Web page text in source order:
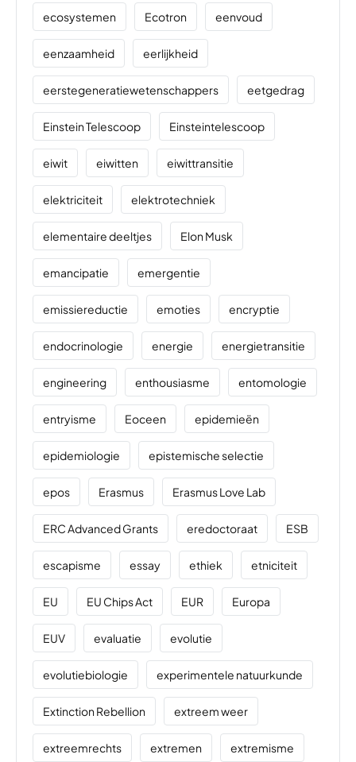
ecosystemen Ecotron eenvoud
eenzaamheid eerlijkheid
eerstegeneratiewetenschappers eetgedrag
Einstein Telescoop Einsteintelescoop
eiwit eiwitten eiwittransitie
elektriciteit elektrotechniek
elementaire deeltjes Elon Musk
emancipatie emergentie
emissiereductie emoties encryptie
endocrinologie energie energietransitie
engineering enthousiasme entomologie
entryisme Eoceen epidemieën
epidemiologie epistemische selectie
epos Erasmus Erasmus Love Lab
ERC Advanced Grants eredoctoraat ESB
escapisme essay ethiek etniciteit
EU EU Chips Act EUR Europa
EUV evaluatie evolutie
evolutiebiologie experimentele natuurkunde
Extinction Rebellion extreem weer
extreemrechts extremen extremisme